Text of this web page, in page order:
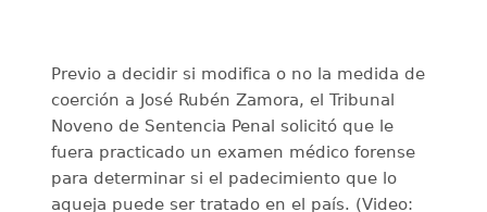
Previo a decidir si modifica o no la medida de
coerción a José Rubén Zamora, el Tribunal
Noveno de Sentencia Penal solicitó que le
fuera practicado un examen médico forense
para determinar si el padecimiento que lo
aqueja puede ser tratado en el país. (Video: